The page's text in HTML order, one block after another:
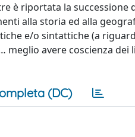
è riportata la successione
alla storia ed alla
e/o sintattiche (a
meglio avere coscienza
(DC)